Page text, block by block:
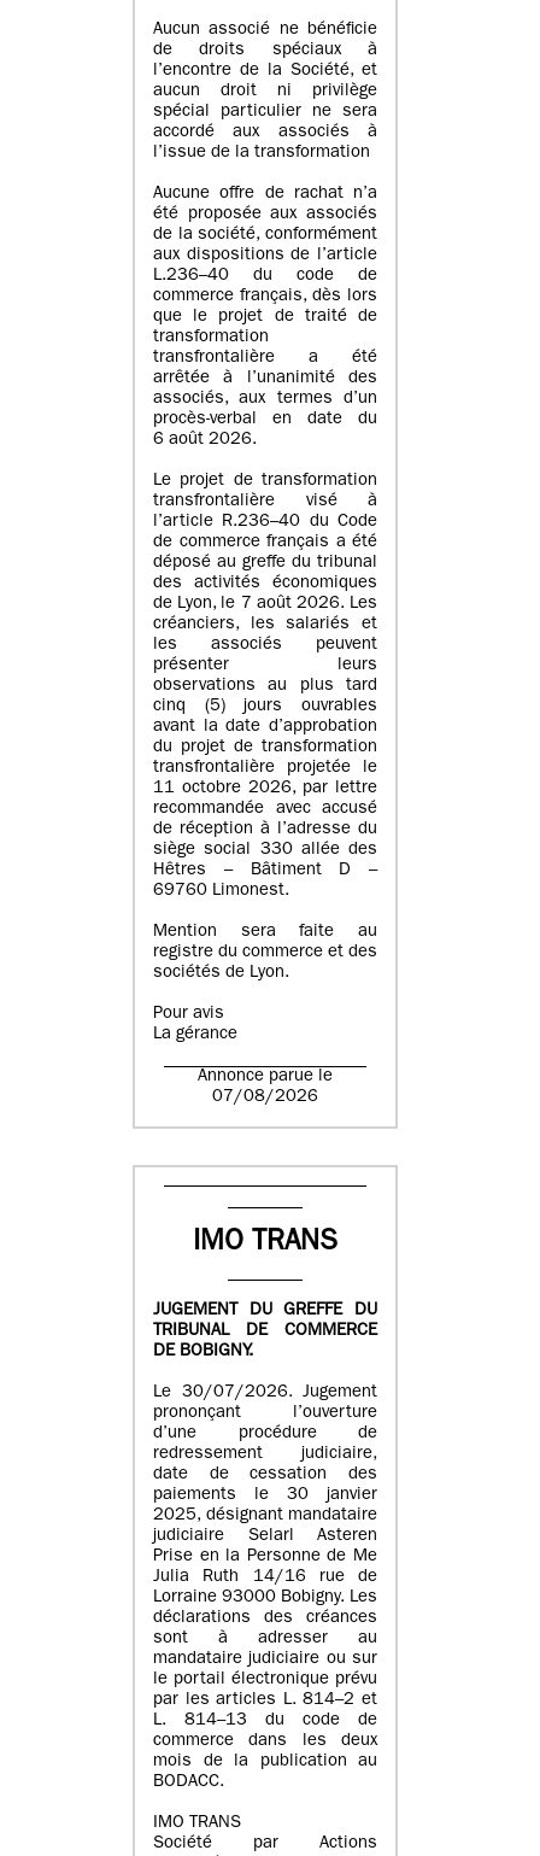
Aucun associé ne bénéficie
de droits spéciaux à
l’encontre de la Société, et
aucun droit ni privilège
spécial particulier ne sera
accordé aux associés à
l’issue de la transformation
Aucune offre de rachat n’a
été proposée aux associés
de la société, conformément
aux dispositions de l’article
L.236–40 du code de
commerce français, dès lors
que le projet de traité de
transformation
transfrontalière a été
arrêtée à l’unanimité des
associés, aux termes d’un
procès-verbal en date du
6 août 2026.
Le projet de transformation
transfrontalière visé à
l’article R.236–40 du Code
de commerce français a été
déposé au greffe du tribunal
des activités économiques
de Lyon, le 7 août 2026. Les
créanciers, les salariés et
les associés peuvent
présenter leurs
observations au plus tard
cinq (5) jours ouvrables
avant la date d’approbation
du projet de transformation
transfrontalière projetée le
11 octobre 2026, par lettre
recommandée avec accusé
de réception à l’adresse du
siège social 330 allée des
Hêtres – Bâtiment D –
69760 Limonest.
Mention sera faite au
registre du commerce et des
sociétés de Lyon.
Pour avis
La gérance
Annonce parue le
07/08/2026
IMO TRANS
JUGEMENT DU GREFFE DU
TRIBUNAL DE COMMERCE
DE BOBIGNY.
Le 30/07/2026. Jugement
prononçant l’ouverture
d’une procédure de
redressement judiciaire,
date de cessation des
paiements le 30 janvier
2025, désignant mandataire
judiciaire Selarl Asteren
Prise en la Personne de Me
Julia Ruth 14/16 rue de
Lorraine 93000 Bobigny. Les
déclarations des créances
sont à adresser au
mandataire judiciaire ou sur
le portail électronique prévu
par les articles L. 814–2 et
L. 814–13 du code de
commerce dans les deux
mois de la publication au
BODACC.
IMO TRANS
Société par Actions